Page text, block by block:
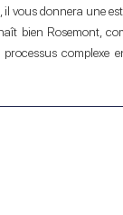
il vous donnera une
bien Rosemont,
complexe